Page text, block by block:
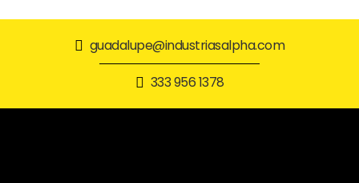
guadalupe@industriasalpha.com
333 956 1378